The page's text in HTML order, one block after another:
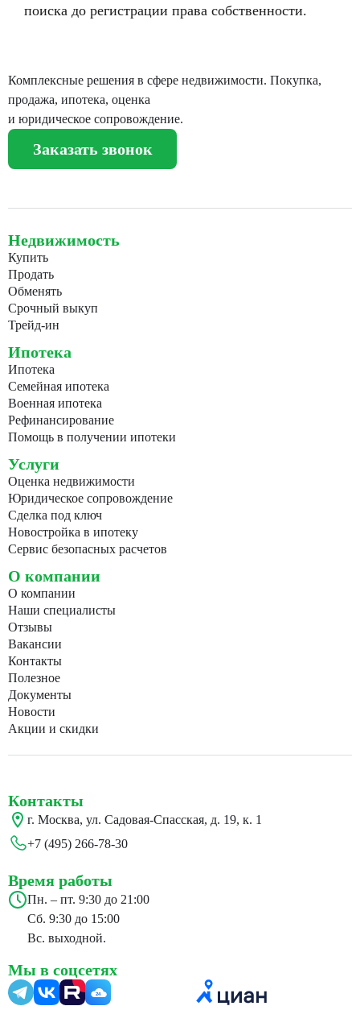
поиска до регистрации права собственности.
Комплексные решения в сфере недвижимости. Покупка,
продажа, ипотека, оценка
и юридическое сопровождение.
Заказать звонок
Недвижимость
Купить
Продать
Обменять
Срочный выкуп
Трейд-ин
Ипотека
Ипотека
Семейная ипотека
Военная ипотека
Рефинансирование
Помощь в получении ипотеки
Услуги
Оценка недвижимости
Юридическое сопровождение
Сделка под ключ
Новостройка в ипотеку
Сервис безопасных расчетов
О компании
О компании
Наши специалисты
Отзывы
Вакансии
Контакты
Полезное
Документы
Новости
Акции и скидки
Контакты
г. Москва, ул. Садовая-Спасская, д. 19, к. 1
+7 (495) 266-78-30
Время работы
Пн. – пт. 9:30 до 21:00
Сб. 9:30 до 15:00
Вс. выходной.
Мы в соцсетях
24